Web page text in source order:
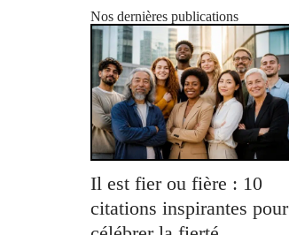
Nos dernières publications
Il est fier ou fière : 10
citations inspirantes pour